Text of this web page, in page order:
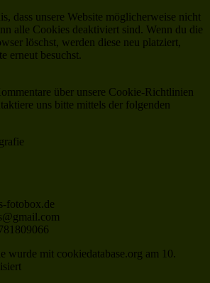
dass unsere Website möglicherweise nicht
alle Cookies deaktiviert sind. Wenn du die
löschst, werden diese neu platziert,
erneut besuchst.
über unsere Cookie-Richtlinien
uns bitte mittels der folgenden
fotobox.de
wurde mit cookiedatabase.org am 10.